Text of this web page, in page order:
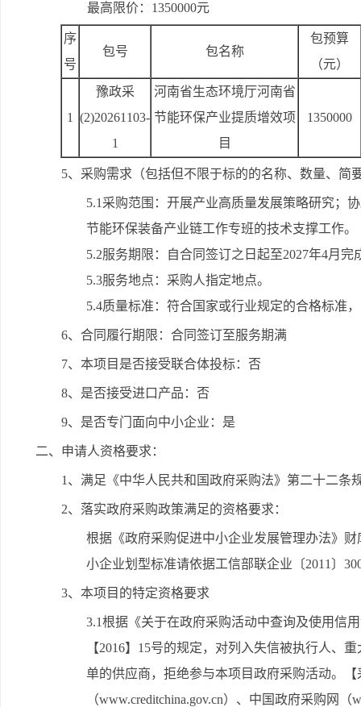
最高限价：1350000元
序
号
包号 包名称
包预算
（元）
1
豫政采
(2)20261103-
1
河南省生态环境厅河南省
节能环保产业提质增效项
目
1350000
5、采购需求（包括但不限于标的的名称、数量、简
5.1采购范围：开展产业高质量发展策略研究；
节能环保装备产业链工作专班的技术支撑工作
5.2服务期限：自合同签订之日起至2027年4月完
5.3服务地点：采购人指定地点。
5.4质量标准：符合国家或行业规定的合格标准
6、合同履行期限：合同签订至服务期满
7、本项目是否接受联合体投标：否
8、是否接受进口产品：否
9、是否专门面向中小企业：是
二、申请人资格要求：
1、满足《中华人民共和国政府采购法》第二十二条
2、落实政府采购政策满足的资格要求：
根据《政府采购促进中小企业发展管理办法》
小企业划型标准请依据工信部联企业〔2011〕
3、本项目的特定资格要求
3.1根据《关于在政府采购活动中查询及使用信
【2016】15号的规定，对列入失信被执行人、
单的供应商，拒绝参与本项目政府采购活动。
（www.creditchina.gov.cn）、中国政府采购网